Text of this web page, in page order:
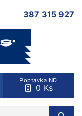
387 315 927
Poptávka ND
0 Ks